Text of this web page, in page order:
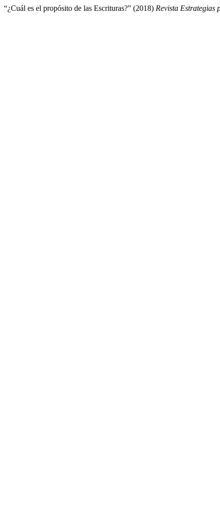
“¿Cuál es el propósito de las Escrituras?” (2018) Revista Estrategias